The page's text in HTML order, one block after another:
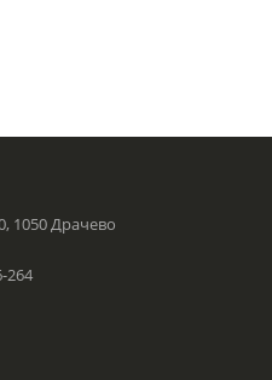
1050 Драчево
264